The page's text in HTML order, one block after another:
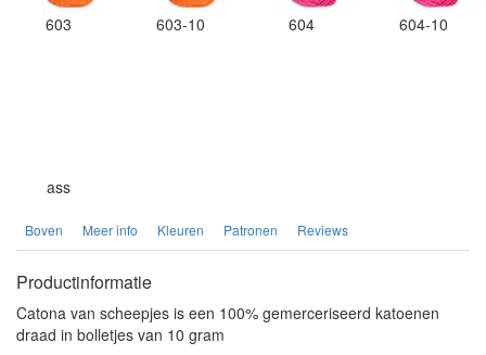
603 603-10 604 604-10
ass
Boven Meer info Kleuren Patronen Reviews
Productinformatie
Catona van scheepjes is een 100% gemerceriseerd katoenen
draad in bolletjes van 10 gram